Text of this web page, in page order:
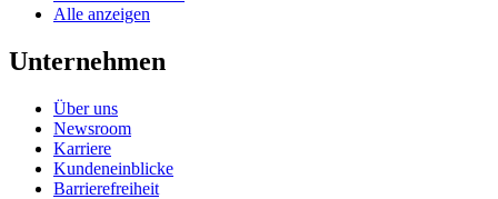
Alle anzeigen
Unternehmen
Über uns
Newsroom
Karriere
Kundeneinblicke
Barrierefreiheit